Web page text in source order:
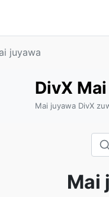
juyawa
DivX
Mai juyawa DivX
Mai